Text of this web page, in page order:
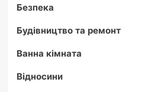
Безпека
Будівництво та ремонт
Ванна кімната
Відносини